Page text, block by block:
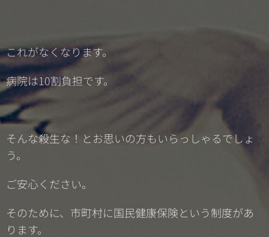
これがなくなります。
病院は10割負担です。
そんな殺生な！とお思いの方もいらっしゃるでしょ
う。
ご安心ください。
そのために、市町村に国民健康保険という制度があ
ります。